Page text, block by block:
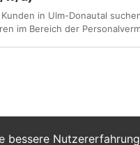
bessere
in Ulm-Donautal
im Bereich der